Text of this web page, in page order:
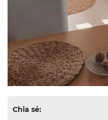
Chia sẻ: